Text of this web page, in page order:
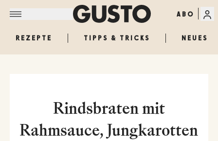
ABO
REZEPTE TIPPS & TRICKS NEUES
Rindsbraten mit
Rahmsauce, Jungkarotten